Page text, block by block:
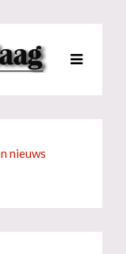
nieuws